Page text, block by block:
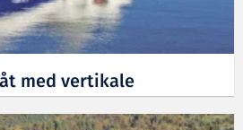
med vertikale